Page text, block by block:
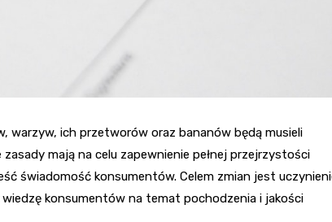
warzyw, ich przetworów oraz bananów będą musieli
mają na celu zapewnienie pełnej przejrzystości
świadomość konsumentów. Celem zmian jest
konsumentów na temat pochodzenia i jakości